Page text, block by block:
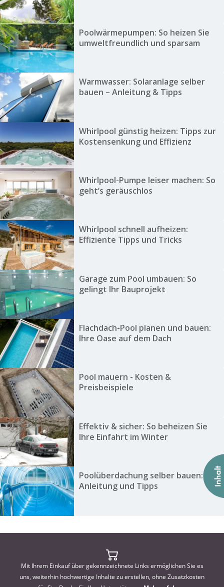
Poolwärmepumpen: So heizen Sie
umweltfreundlich und sparsam
Warmwasser: Solaranlage selber
bauen – Anleitung & Tipps
Whirlpool günstig heizen: Tipps zur
Kostensenkung und Effizienz
Whirlpool-Pumpe leiser machen: So
geht’s geräuschlos
Whirlpool schnell aufheizen:
Effiziente Tipps und Tricks
Garage zum Pool umbauen: So
gelingt Ihr Bauprojekt
Flachdach-Pool planen und bauen:
Ihre Oase auf dem Dach
Pool mauern - Kosten &
Preisbeispiele
Effektiv & sicher: So beheizen Sie
Ihre Einfahrt im Winter
Poolüberdachung selber bauen:
Anleitung und Tipps
Mit Ihrem Einkauf über gekennzeichnete Links ermöglichen Sie es
uns, weiterhin hochwertige Inhalte zu erstellen, ohne Zusatzkosten